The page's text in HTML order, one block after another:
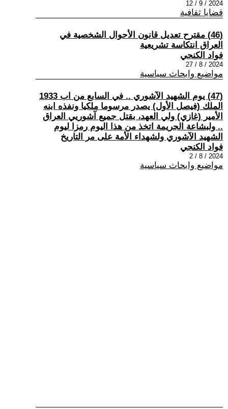
2024 / 9 / 12
قضايا ثقافية
(46) مقترح تعديل قانون الأحوال الشخصية في
العراق انتكاسة تشريعية
فواد الكنجي
2024 / 8 / 27
مواضيع وابحاث سياسية
(47) يوم الشهيد الآشوري .. في السابع من اب 1933
الملك (فيصل الأول) يصدر مرسوما ملكيا ونفذه ابنه
الأمير (غازي) ولي العهد، بقتل جميع آشوريي العراق
.. ولبشاعة الجريمة اتخذ من هذا اليوم رمزا ليوم
الشهيد الآشوري ولشهداء الأمة على مر التاريخ
فواد الكنجي
2024 / 8 / 2
مواضيع وابحاث سياسية